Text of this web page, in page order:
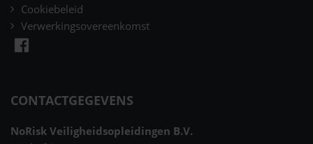
Cookiebeleid
Verwerkingsovereenkomst
CONTACTGEGEVENS
NoRisk Veiligheidsopleidingen B.V.